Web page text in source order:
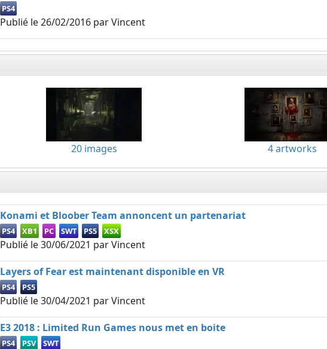
PS4
Publié le26/02/2016 par Vincent
20 images 4 artworks
Konami et Bloober Team annoncent un partenariat
PS4 XB1 PC SWT PS5 XSX
Publié le30/06/2021 par Vincent
Layers of Fear est maintenant disponible en VR
PS4 PS5
Publié le30/04/2021 par Vincent
E3 2018 : Limited Run Games nous met en boite
PS4 PSV SWT